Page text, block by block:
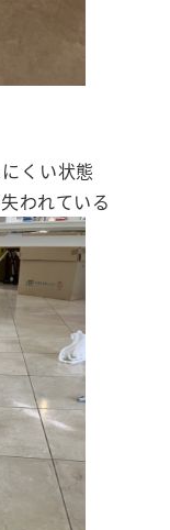
くい状態
われている